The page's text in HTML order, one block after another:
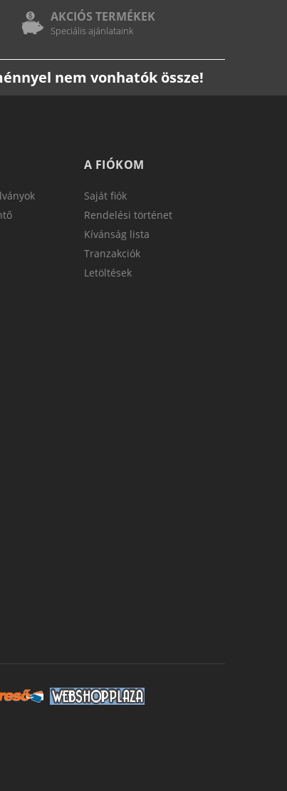
AKCIÓS TERMÉKEK
Speciális ajánlataink
nem vonhatók össze!
A FIÓKOM
Saját fiók
Rendelési történet
Kívánság lista
Tranzakciók
Letöltések